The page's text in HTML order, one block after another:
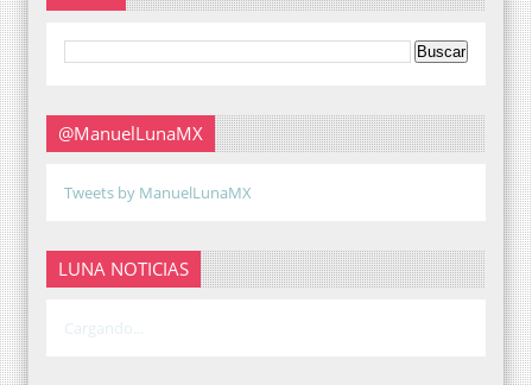
@ManuelLunaMX
Tweets by ManuelLunaMX
LUNA NOTICIAS
Cargando...